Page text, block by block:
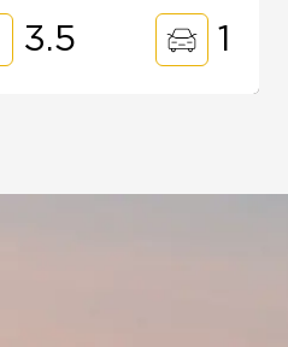
3.5 1